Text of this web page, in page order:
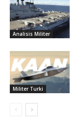
Analisis Militer
Militer Turki